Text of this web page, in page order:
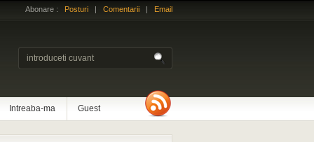
Abonare : Posturi | Comentarii | Email
Intreaba-ma Guest